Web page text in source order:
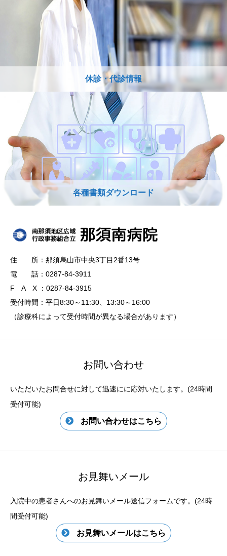
休診・代診情報
各種書類ダウンロード
住 所：那須烏山市中央3丁目2番13号
電 話：0287-84-3911
F A X ：0287-84-3915
受付時間：平日8:30～11:30、13:30～16:00
（診療科によって受付時間が異なる場合があります）
お問い合わせ
いただいたお問合せに対して迅速にに応対いたします。(24時間
受付可能)
お問い合わせはこちら
お見舞いメール
入院中の患者さんへのお見舞いメール送信フォームです。(24時
間受付可能)
お見舞いメールはこちら